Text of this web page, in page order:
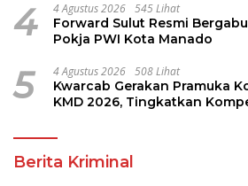
4 4 Agustus 2026 545 Lihat
Forward Sulut Resmi
Pokja PWI Kota Manado
5 4 Agustus 2026 508 Lihat
Kwarcab Gerakan Pramuka
KMD 2026, Tingkatkan
Berita Kriminal